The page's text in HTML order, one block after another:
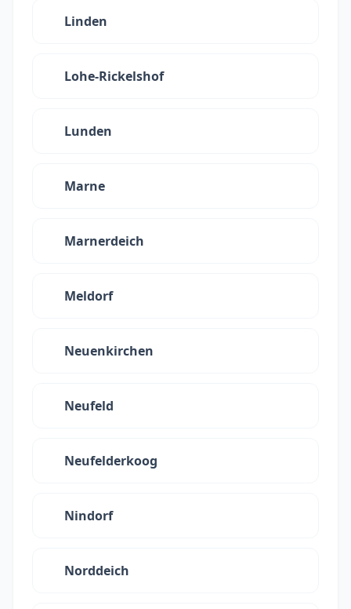
Linden
Lohe-Rickelshof
Lunden
Marne
Marnerdeich
Meldorf
Neuenkirchen
Neufeld
Neufelderkoog
Nindorf
Norddeich